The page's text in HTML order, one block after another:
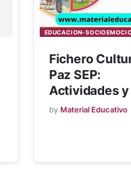
EDUCACION-
Fichero
Paz SEP:
Actividades y
by Material Educativo